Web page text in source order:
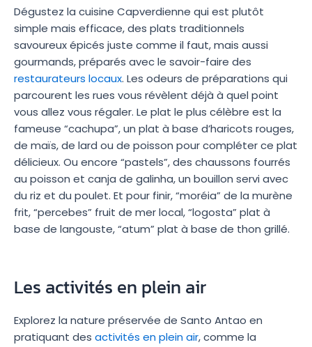
Dégustez la cuisine Capverdienne qui est plutôt
simple mais efficace, des plats traditionnels
savoureux épicés juste comme il faut, mais aussi
gourmands, préparés avec le savoir-faire des
restaurateurs locaux. Les odeurs de préparations qui
parcourent les rues vous révèlent déjà à quel point
vous allez vous régaler. Le plat le plus célèbre est la
fameuse “cachupa”, un plat à base d’haricots rouges,
de maïs, de lard ou de poisson pour compléter ce plat
délicieux. Ou encore “pastels”, des chaussons fourrés
au poisson et canja de galinha, un bouillon servi avec
du riz et du poulet. Et pour finir, “moréia” de la murène
frit, “percebes” fruit de mer local, “logosta” plat à
base de langouste, “atum” plat à base de thon grillé.
Les activités en plein air
Explorez la nature préservée de Santo Antao en
pratiquant des activités en plein air, comme la